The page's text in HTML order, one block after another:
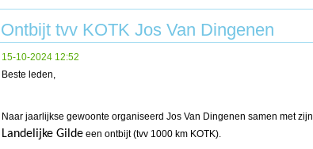
Ontbijt tvv KOTK Jos Van Dingenen
15-10-2024 12:52
Beste leden,
Naar jaarlijkse gewoonte organiseerd Jos Van Dingenen samen met zijn
Landelijke Gilde een ontbijt (tvv 1000 km KOTK).